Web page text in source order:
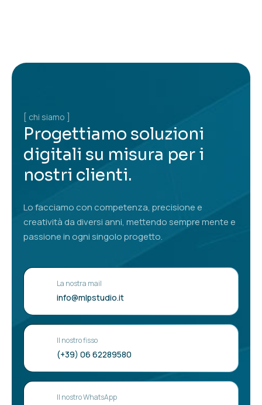
[ chi siamo ]
Progettiamo soluzioni
digitali su misura per i
nostri clienti.
Lo facciamo con competenza, precisione e
creatività da diversi anni, mettendo sempre mente e
passione in ogni singolo progetto.
La nostra mail
info@mlpstudio.it
Il nostro fisso
(+39) 06 62289580
Il nostro WhatsApp